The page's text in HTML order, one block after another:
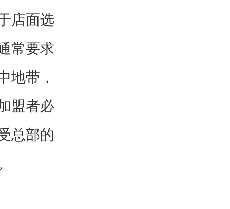
店面选
常要求
地带，
盟者必
总部的